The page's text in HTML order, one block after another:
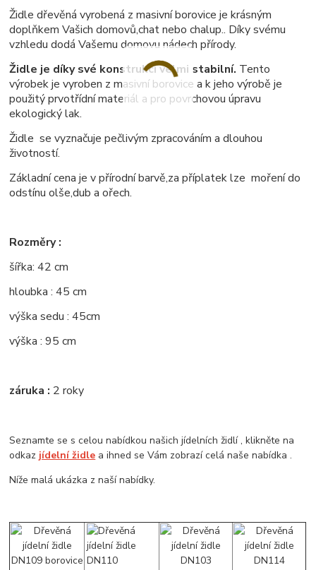
Židle dřevěná vyrobená z masivní borovice je krásným
doplňkem Vašich domovů,chat nebo chalup.. Díky svému
vzhledu dodá Vašemu domovu nádech přírody.
Židle je díky své konstrukci velmi stabilní. Tento
výrobek je vyroben z masivní borovice a k jeho výrobě je
použitý prvotřídní materiál a pro povrchovou úpravu
ekologický lak.
Židle se vyznačuje pečlivým zpracováním a dlouhou
životností.
Základní cena je v přírodní barvě,za příplatek lze moření do
odstínu olše,dub a ořech.
Rozměry :
šířka: 42 cm
hloubka : 45 cm
výška sedu : 45cm
výška : 95 cm
záruka : 2 roky
Seznamte se s celou nabídkou našich jídelních židlí , klikněte na
odkaz jídelní židle a ihned se Vám zobrazí celá naše nabídka .
Níže malá ukázka z naší nabídky.